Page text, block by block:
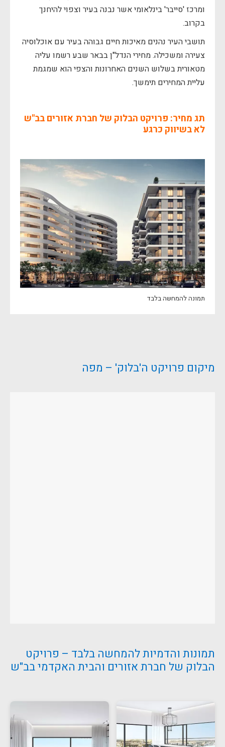
ומרכז 'סייבר' בינלאומי אשר נבנה בעיר וצפוי להיחנך
בקרוב.
תושבי העיר נהנים מאיכות חיים גבוהה בעיר עם אוכלוסיה
צעירה ומשכילה. מחירי הנדל"ן בבאר שבע רשמו עליה
מטאורית בשלוש השנים האחרונות והצפי הוא שמגמת
עליית המחירים תימשך.
תג מחיר: פרויקט הבלוק של חברת אזורים בב"ש
לא בשיווק כרגע
תמונה להמחשה בלבד
מיקום פרויקט ה'בלוק' – מפה
תמונות והדמיות להמחשה בלבד – פרויקט
הבלוק של חברת אזורים והבית האקדמי בב"ש